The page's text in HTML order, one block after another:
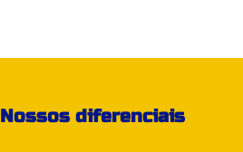
Nossos diferenciais